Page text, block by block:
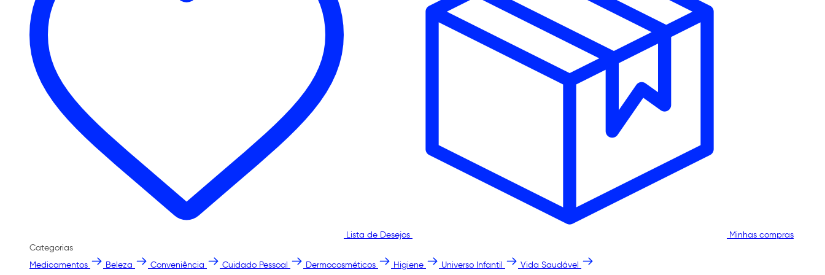
Lista de Desejos
Minhas compras
Categorias
Medicamentos
Beleza Conveniência Cuidado Pessoal Dermocosméticos Higiene Universo Infantil Vida Saudável